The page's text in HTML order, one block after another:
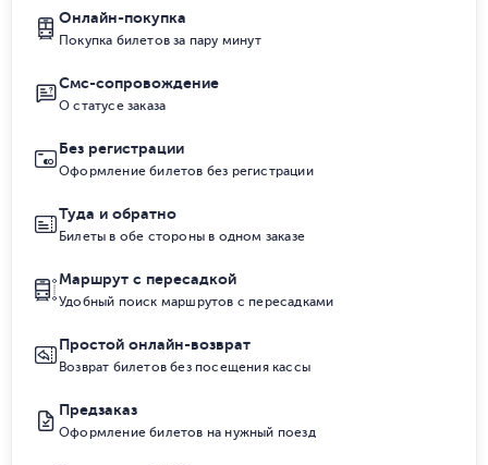
Онлайн-покупка
Покупка билетов за пару минут
Смс-сопровождение
О статусе заказа
Без регистрации
Оформление билетов без регистрации
Туда и обратно
Билеты в обе стороны в одном заказе
Маршрут с пересадкой
Удобный поиск маршрутов с пересадками
Простой онлайн-возврат
Возврат билетов без посещения кассы
Предзаказ
Оформление билетов на нужный поезд